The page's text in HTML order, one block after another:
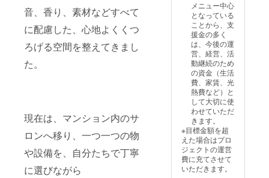
音、香り、素材などすべて
に配慮した、心地よくくつ
ろげる空間を整えてきまし
た。
現在は、マンション内のサ
ロンへ移り、一つ一つの物
や設備を、自分たちで丁寧
に選びながら
め、予約とヘナ
の購入先のため
連絡の取れる連
絡先、氏名が必
要となっており
ます。 ※パッチ
テストキットの
送料は自己負担
となっておりま
す。 ※有効期限
２０２５年８月
１日～２０２６
年１月３１日
メニュー中心
となっている
ことから、支
援金の多く
は、今後の運
営、経営、活
動継続のため
の資金（生活
費、家賃、光
熱費など）と
して大切に使
わせていただ
きます。
※目標金額を超
えた場合はプロ
ジェクトの運営
費に充てさせて
いただきます。